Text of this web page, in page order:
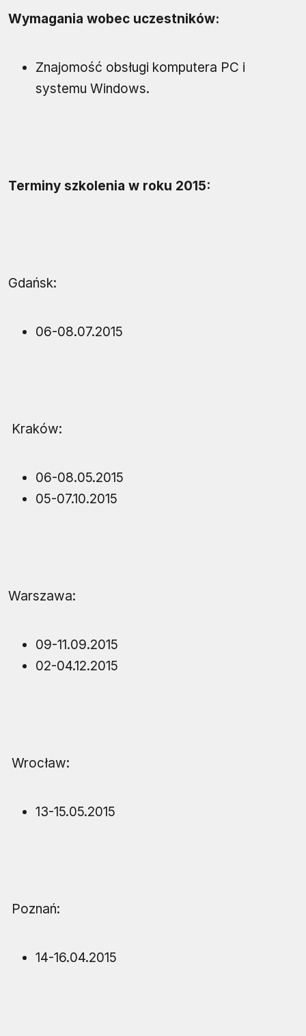
Wymagania wobec uczestników:
Znajomość obsługi komputera PC i
systemu Windows.
Terminy szkolenia w roku 2015:
Gdańsk:
06-08.07.2015
Kraków:
06-08.05.2015
05-07.10.2015
Warszawa:
09-11.09.2015
02-04.12.2015
Wrocław:
13-15.05.2015
Poznań:
14-16.04.2015